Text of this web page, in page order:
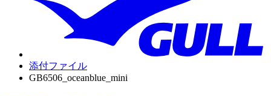
添付ファイル
GB6506_oceanblue_mini